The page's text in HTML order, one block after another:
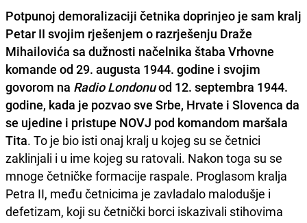
Potpunoj demoralizaciji četnika doprinjeo je sam kralj
Petar II svojim rješenjem o razrješenju Draže
Mihailovića sa dužnosti načelnika štaba Vrhovne
komande od 29. augusta 1944. godine i svojim
govorom na Radio Londonuod 12. septembra 1944.
godine, kada je pozvao sve Srbe, Hrvate i Slovenca da
se ujedine i pristupe NOVJ pod komandom maršala
Tita. To je bio isti onaj kralj u kojeg su se četnici
zaklinjali i u ime kojeg su ratovali. Nakon toga su se
mnoge četničke formacije raspale. Proglasom kralja
Petra II, među četnicima je zavladalo malodušje i
defetizam, koji su četnički borci iskazivali stihovima